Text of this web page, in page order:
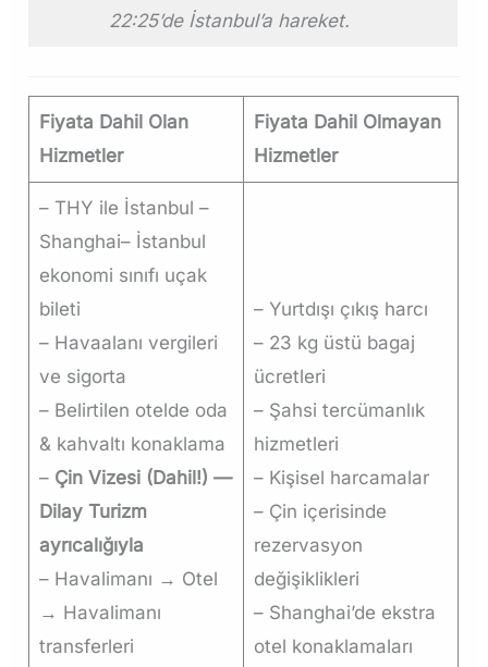
22:25’de İstanbul’a hareket.
Fiyata Dahil Olan
Hizmetler
Fiyata Dahil Olmayan
Hizmetler
– THY ile İstanbul –
Shanghai– İstanbul
ekonomi sınıfı uçak
bileti
– Havaalanı vergileri
ve sigorta
– Belirtilen otelde oda
& kahvaltı konaklama
– Çin Vizesi (Dahil!) —
Dilay Turizm
ayrıcalığıyla
– Havalimanı → Otel
→ Havalimanı
transferleri
– Yurtdışı çıkış harcı
– 23 kg üstü bagaj
ücretleri
– Şahsi tercümanlık
hizmetleri
– Kişisel harcamalar
– Çin içerisinde
rezervasyon
değişiklikleri
– Shanghai’de ekstra
otel konaklamaları